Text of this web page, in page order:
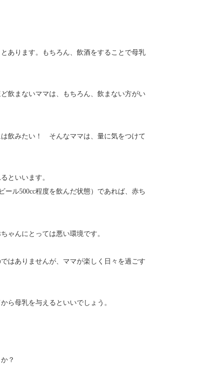
あります。もちろん、飲酒をすることで母乳
飲まないママは、もちろん、飲まない方がい
は飲みたい！ そんなママは、量に気をつけて
といいます。
ール500cc程度を飲んだ状態）であれば、赤ち
ゃんにとっては悪い環境です。
はありませんが、ママが楽しく日々を過ごす
ら母乳を与えるといいでしょう。
？